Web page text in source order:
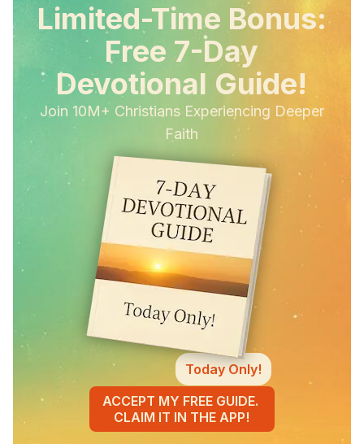
Limited-Time Bonus:
Free 7-Day
Devotional Guide!
Join 10M+ Christians Experiencing Deeper
Faith
Today Only!
ACCEPT MY FREE GUIDE.
CLAIM IT IN THE APP!